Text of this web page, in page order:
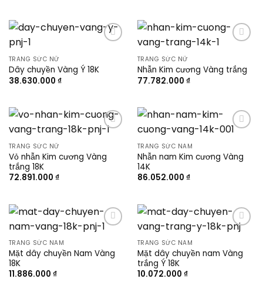
TRANG SỨC NỮ
Dây chuyền Vàng Ý 18K
38.630.000 ₫
TRANG SỨC NỮ
Nhẫn Kim cương Vàng trắng
77.782.000 ₫
Add to
TRANG SỨC NỮ
Vỏ nhẫn Kim cương Vàng
trắng 18K
72.891.000 ₫
TRANG SỨC NAM
Nhẫn nam Kim cương Vàng
14K
86.052.000 ₫
Add to
TRANG SỨC NAM
Mặt dây chuyền Nam Vàng
18K
11.886.000 ₫
Add to
TRANG SỨC NAM
Mặt dây chuyền nam Vàng
trắng Ý 18K
10.072.000 ₫